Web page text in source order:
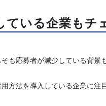
いる企業もチ
も応募者が減少している背景
方法を導入している企業に注